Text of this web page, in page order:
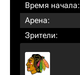
Время начала:
Арена:
Зрители: